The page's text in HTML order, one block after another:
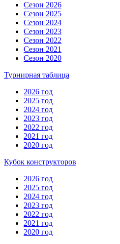
Сезон 2026
Сезон 2025
Сезон 2024
Сезон 2023
Сезон 2022
Сезон 2021
Сезон 2020
Турнирная таблица
2026 год
2025 год
2024 год
2023 год
2022 год
2021 год
2020 год
Кубок конструкторов
2026 год
2025 год
2024 год
2023 год
2022 год
2021 год
2020 год